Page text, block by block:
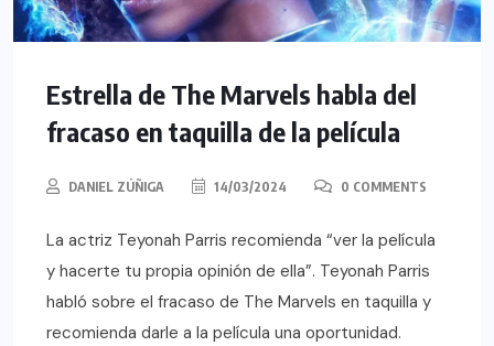
Estrella de The Marvels habla del
fracaso en taquilla de la película
DANIEL ZÚÑIGA 14/03/2024 0 COMMENTS
La actriz Teyonah Parris recomienda “ver la película
y hacerte tu propia opinión de ella”. Teyonah Parris
habló sobre el fracaso de The Marvels en taquilla y
recomienda darle a la película una oportunidad.